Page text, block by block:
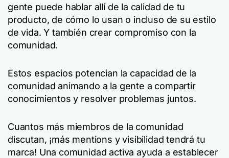
gente puede hablar allí de la calidad de tu
producto, de cómo lo usan o incluso de su estilo
de vida. Y también crear compromiso con la
comunidad.
Estos espacios potencian la capacidad de la
comunidad animando a la gente a compartir
conocimientos y resolver problemas juntos.
Cuantos más miembros de la comunidad
discutan, ¡más mentions y visibilidad tendrá tu
marca! Una comunidad activa ayuda a establecer